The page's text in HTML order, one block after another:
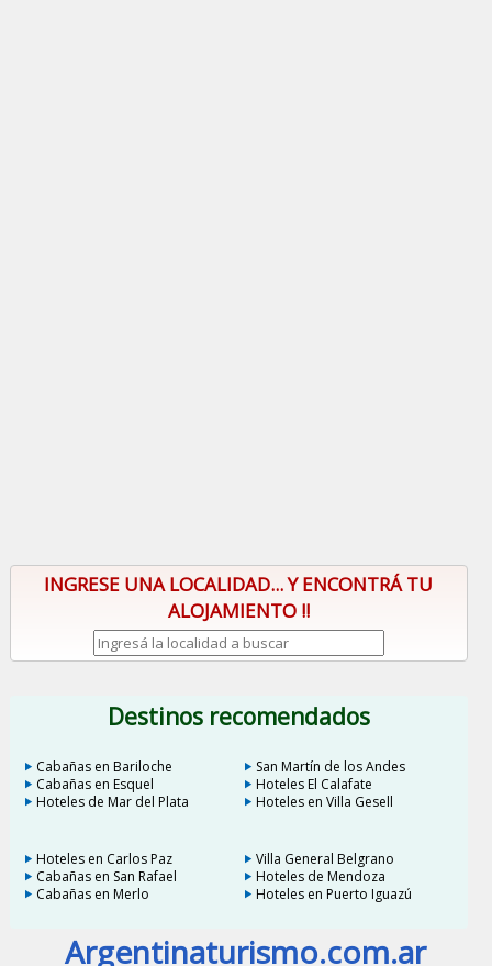
INGRESE UNA LOCALIDAD... Y ENCONTRÁ TU
ALOJAMIENTO !!
Destinos recomendados
Cabañas en Bariloche
San Martín de los Andes
Cabañas en Esquel
Hoteles El Calafate
Hoteles de Mar del Plata
Hoteles en Villa Gesell
Hoteles en Carlos Paz
Villa General Belgrano
Cabañas en San Rafael
Hoteles de Mendoza
Cabañas en Merlo
Hoteles en Puerto Iguazú
Argentinaturismo.com.ar